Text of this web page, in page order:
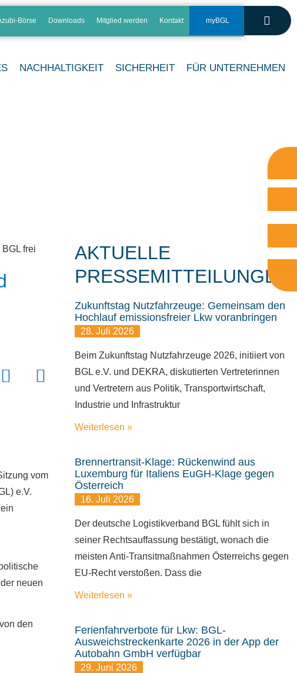
Börse Downloads Mitglied werden Kontakt myBGL
NACHHALTIGKEIT SICHERHEIT FÜR UNTERNEHMEN
frei
vom
e.V.
neuen
den
AKTUELLE
PRESSEMITTEILUNGEN
Zukunftstag Nutzfahrzeuge: Gemeinsam den
Hochlauf emissionsfreier Lkw voranbringen
28. Juli 2026
Beim Zukunftstag Nutzfahrzeuge 2026, initiiert von
BGL e.V. und DEKRA, diskutierten Vertreterinnen
und Vertretern aus Politik, Transportwirtschaft,
Industrie und Infrastruktur
Weiterlesen »
Brennertransit-Klage: Rückenwind aus
Luxemburg für Italiens EuGH-Klage gegen
Österreich
16. Juli 2026
Der deutsche Logistikverband BGL fühlt sich in
seiner Rechtsauffassung bestätigt, wonach die
meisten Anti-Transitmaßnahmen Österreichs gegen
EU-Recht verstoßen. Dass die
Weiterlesen »
Ferienfahrverbote für Lkw: BGL-
Ausweichstreckenkarte 2026 in der App der
Autobahn GmbH verfügbar
29. Juni 2026